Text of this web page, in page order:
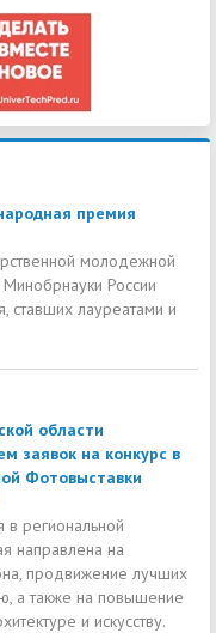
премия
молодежной
Минобрнауки России
лауреатами и
области
заявок на конкурс в
Фотовыставки
в региональной
направлена на
продвижение лучших
а также на повышение
и искусству.